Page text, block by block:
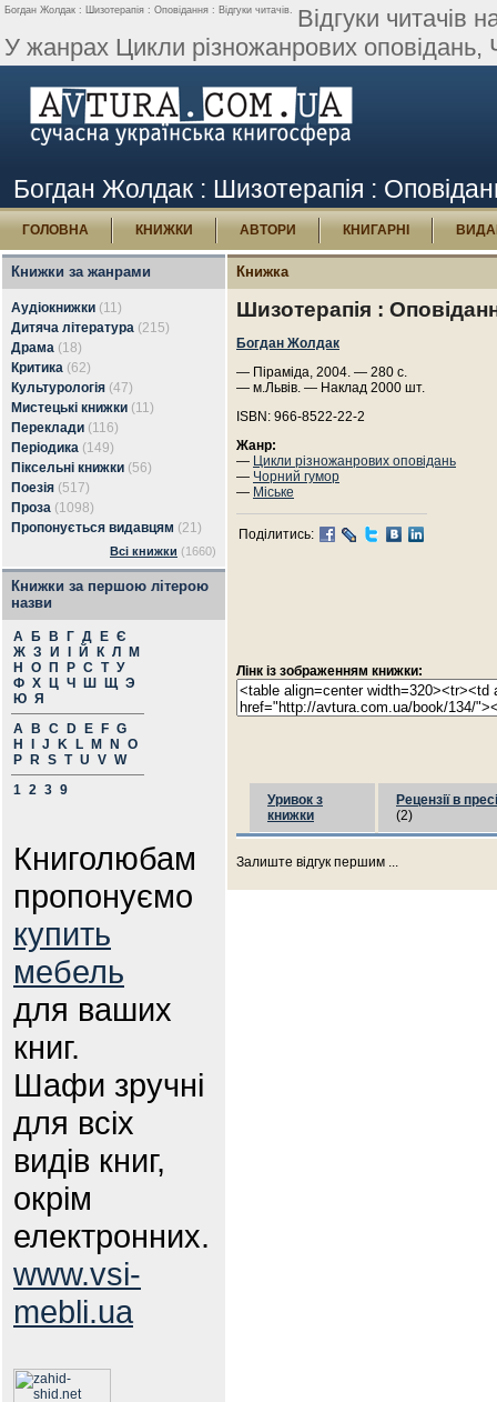
Богдан Жолдак : Шизотерапія : Оповідання : Відгуки читачів. Відгуки читачів
У жанрах Цикли різножанрових оповідань,
Богдан Жолдак : Шизотерапія :
ГОЛОВНА КНИЖКИ АВТОРИ КНИГАРНІ
Книжки за жанрами
Аудіокнижки (11)
Дитяча література (215)
Драма (18)
Критика (62)
Культурологія (47)
Мистецькі книжки (11)
Переклади (116)
Періодика (149)
Піксельні книжки (56)
Поезія (517)
Проза (1098)
Пропонується видавцям (21)
Всі книжки (1660)
Книжки за першою літерою
назви
А Б В Г Д Е Є
Ж З И Й К Л
М
Н
О П Р С Т У
Ф Х Ц Ч Ш Щ Э
Ю Я
A
B C D E F G
H
J K L M N
O
P
R S T U V W
1 2 3 9
Книголюбам
пропонуємо
купить
мебель
для ваших
книг.
Шафи зручні
для всіх
видів книг,
окрім
електронних.
www.vsi-
mebli.ua
Книжка
Шизотерапія :
Богдан Жолдак
— Піраміда, 2004. — 280 с.
— м.Львів. — Наклад 2000 шт.
ISBN: 966-8522-22-2
Жанр:
— Цикли різножанрових оповідань
— Чорний гумор
— Міське
Поділитись:
Лінк із зображенням книжки:
Уривок з
книжки
Рецензії в пресі
(2)
Залиште відгук першим ...